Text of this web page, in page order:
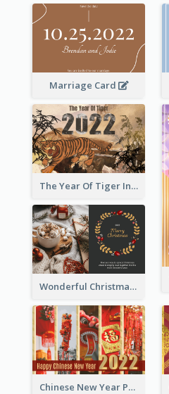
Marriage Card
The Year Of Tiger Ink Illustration New Year Greeting Card
Wonderful Christmas Greeting Card
Chinese New Year Photo Greeting Card